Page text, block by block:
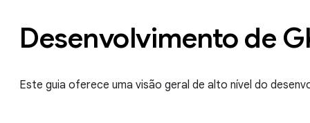
Desenvolvimento de
Este guia oferece uma visão geral de alto nível do